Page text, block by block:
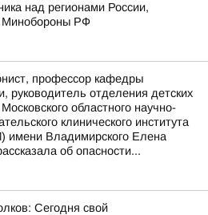
над регионами России,
Минобороны РФ
профессор кафедры
руководитель отделения детских
областного научно-
клинического института
Владимирского Елена
об опасности...
Сегодня свой